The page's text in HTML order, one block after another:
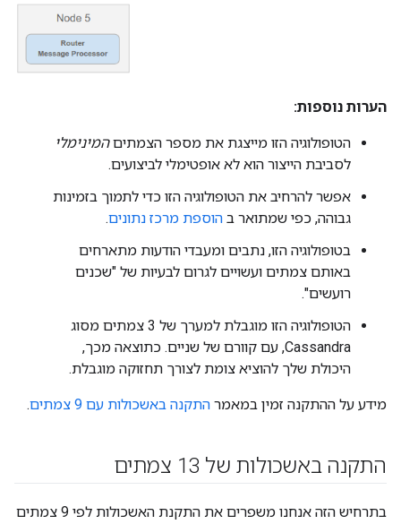
הערות נוספות:
הטופולוגיה הזו מייצגת את מספר הצמתיםהמינימלי
לסביבת הייצור הוא לא אופטימלי לביצועים.
אפשר להרחיב את הטופולוגיה הזו כדי לתמוך בזמינות
גבוהה, כפי שמתואר ב הוספת מרכז נתונים.
בטופולוגיה הזו, נתבים ומעבדי הודעות מתארחים
באותם צמתים ועשויים לגרום לבעיות של "שכנים
רועשים".
הטופולוגיה הזו מוגבלת למערך של 3 צמתים מסוג
Cassandra, עם קוורם של שניים. כתוצאה מכך,
היכולת שלך להוציא צומת לצורך תחזוקה מוגבלת.
מידע על ההתקנה זמין במאמר התקנה באשכולות עם 9 צמתים .
התקנה באשכולות של 13 צמתים
בתרחיש הזה אנחנו משפרים את התקנת האשכולות לפי 9 צמתים